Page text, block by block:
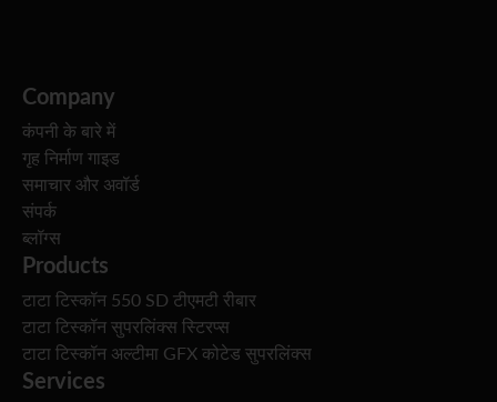
Company
कंपनी के बारे में
गृह निर्माण गाइड
समाचार और अवॉर्ड
संपर्क
ब्लॉग्स
Products
टाटा टिस्कॉन 550 SD टीएमटी रीबार
टाटा टिस्कॉन सुपरलिंक्स स्टिरप्स
टाटा टिस्कॉन अल्टीमा GFX कोटेड सुपरलिंक्स
Services